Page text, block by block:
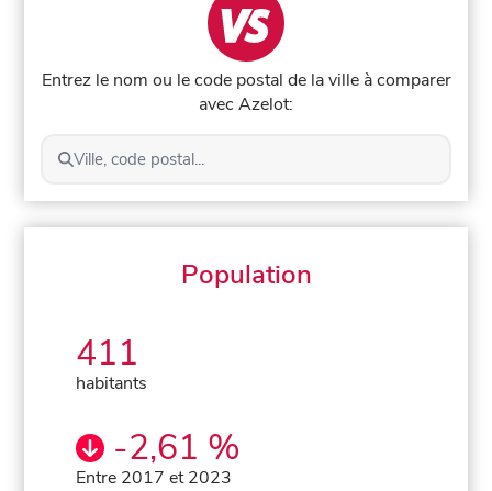
Entrez le nom ou le code postal de la ville à comparer
avec Azelot:
Ville, code postal...
Population
411
habitants
-2,61 %
Entre 2017 et 2023